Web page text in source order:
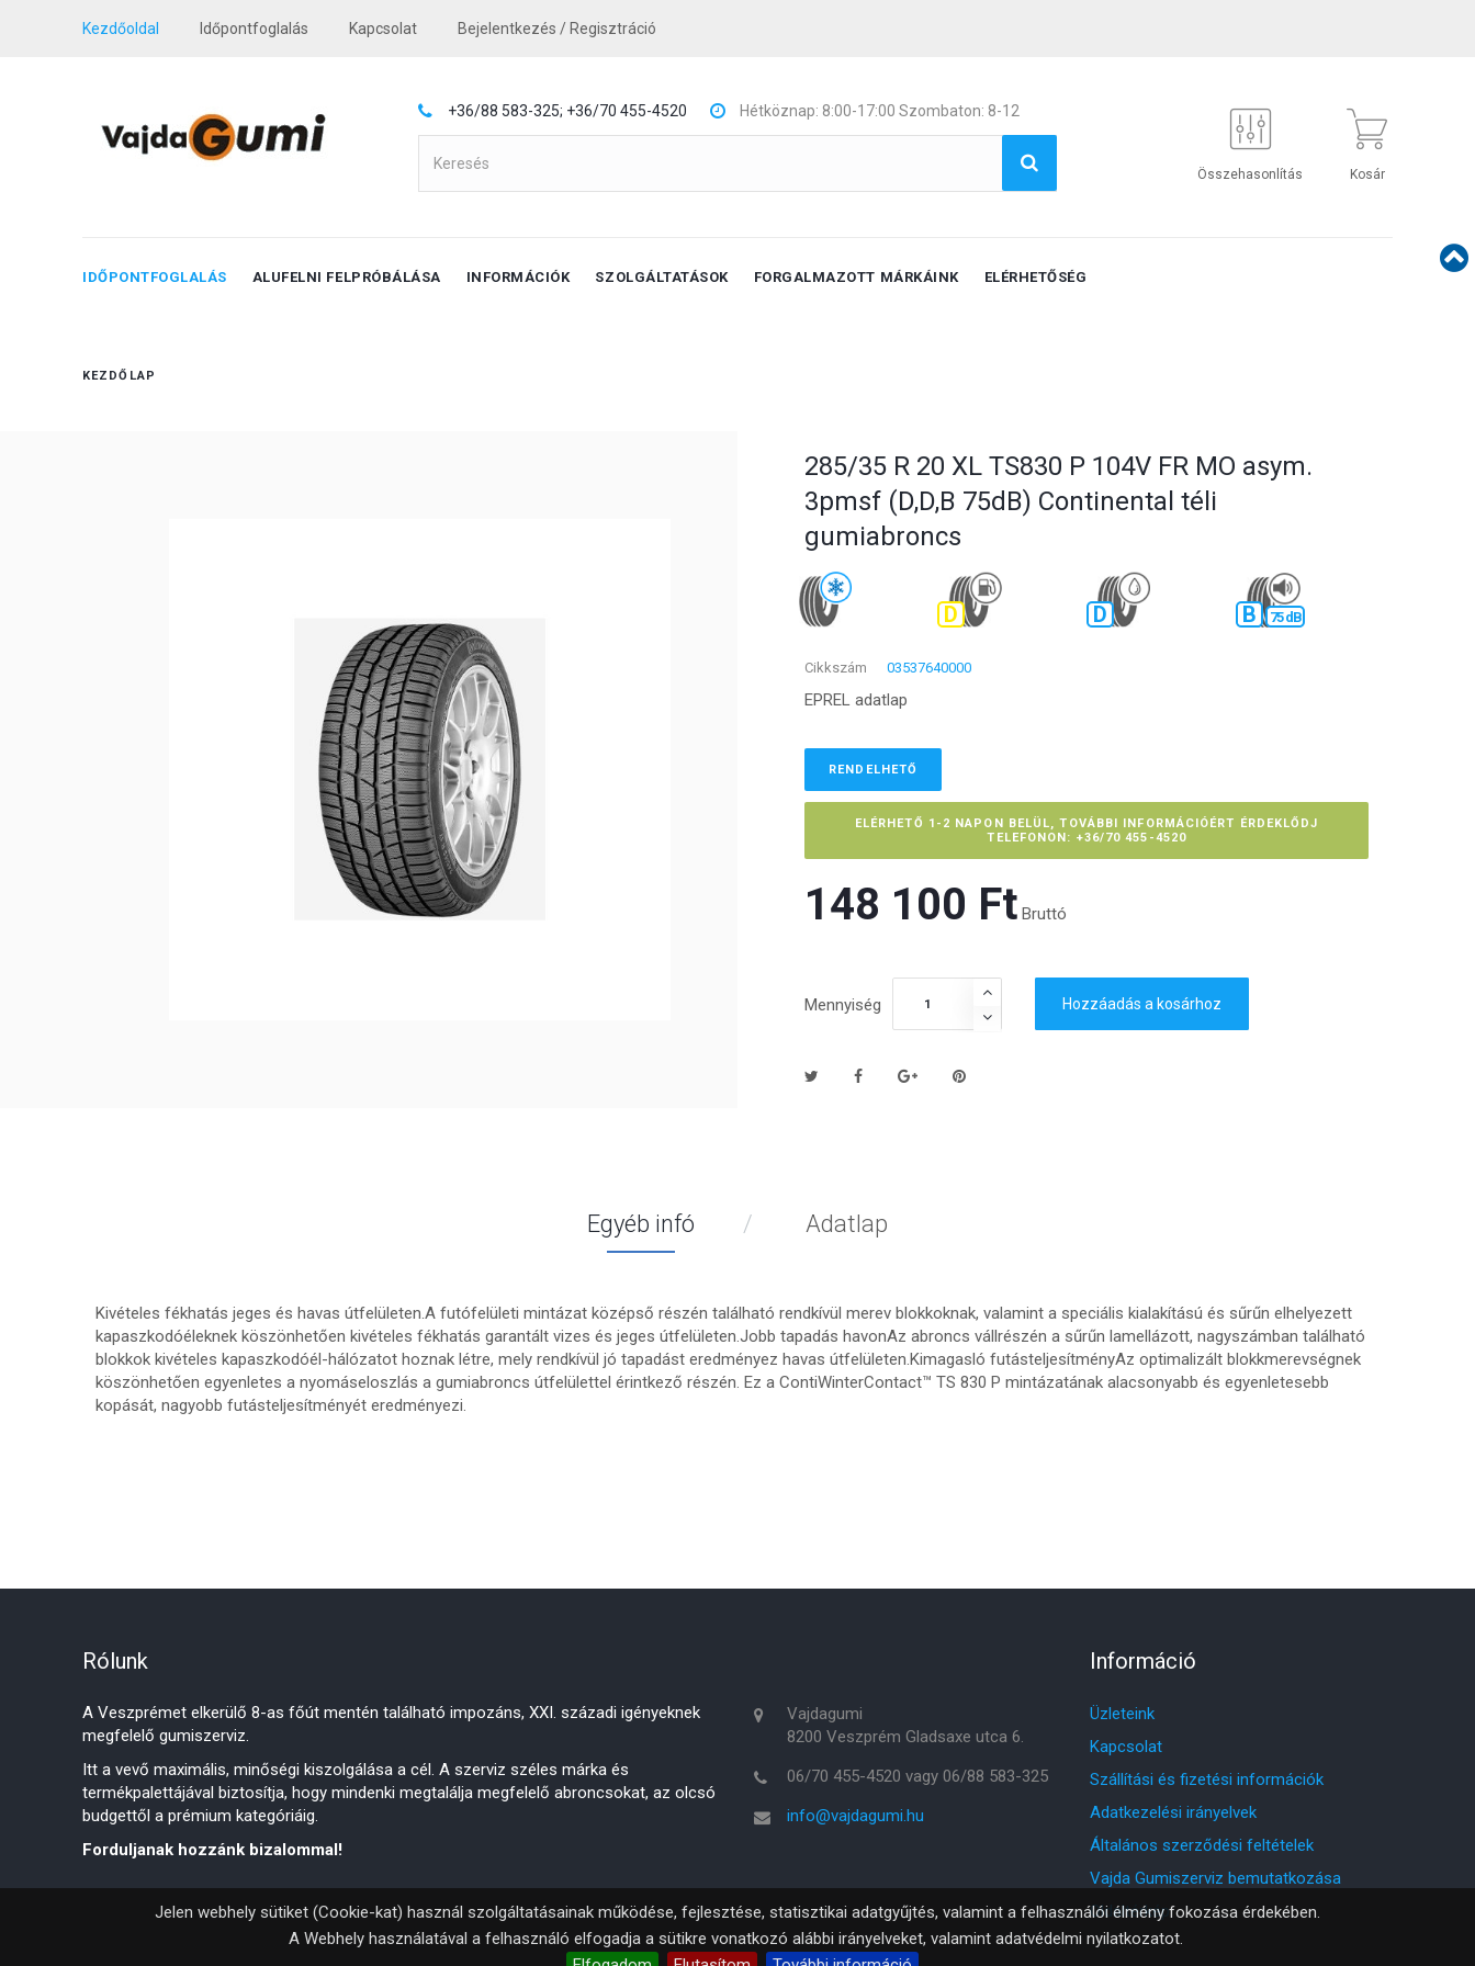
Kezdőoldal Időpontfoglalás Kapcsolat Bejelentkezés / Regisztráció
+36/88 583-325; +36/70 455-4520 Hétköznap: 8:00-17:00 Szombaton: 8-12
Összehasonlítás Kosár
IDŐPONTFOGLALÁS ALUFELNI FELPRÓBÁLÁSA INFORMÁCIÓK SZOLGÁLTATÁSOK FORGALMAZOTT MÁRKÁINK ELÉRHETŐSÉG
KEZDŐLAP
285/35 R 20 XL TS830 P 104V FR MO asym.
3pmsf (D,D,B 75dB) Continental téli
gumiabroncs
D D B 75 dB
Cikkszám 03537640000
EPREL adatlap
RENDELHETŐ
ELÉRHETŐ 1-2 NAPON BELÜL, TOVÁBBI INFORMÁCIÓÉRT ÉRDEKLŐDJ
TELEFONON: +36/70 455-4520
148 100 Ft‎ Bruttó
Mennyiség Hozzáadás a kosárhoz
Egyéb infó Adatlap
Kivételes fékhatás jeges és havas útfelületen.A futófelületi mintázat középső részén található rendkívül merev blokkoknak, valamint a speciális kialakítású és sűrűn elhelyezett
kapaszkodóéleknek köszönhetően kivételes fékhatás garantált vizes és jeges útfelületen.Jobb tapadás havonAz abroncs vállrészén a sűrűn lamellázott, nagyszámban található
blokkok kivételes kapaszkodóél-hálózatot hoznak létre, mely rendkívül jó tapadást eredményez havas útfelületen.Kimagasló futásteljesítményAz optimalizált blokkmerevségnek
köszönhetően egyenletes a nyomáseloszlás a gumiabroncs útfelülettel érintkező részén. Ez a ContiWinterContact™ TS 830 P mintázatának alacsonyabb és egyenletesebb
kopását, nagyobb futásteljesítményét eredményezi.
Rólunk
A Veszprémet elkerülő 8-as főút mentén található impozáns, XXI. századi igényeknek
megfelelő gumiszerviz.
Itt a vevő maximális, minőségi kiszolgálása a cél. A szerviz széles márka és
termékpalettájával biztosítja, hogy mindenki megtalálja megfelelő abroncsokat, az olcsó
budgettől a prémium kategóriáig.
Forduljanak hozzánk bizalommal!
Vajdagumi
8200 Veszprém Gladsaxe utca 6.
06/70 455-4520 vagy 06/88 583-325
info@vajdagumi.hu
Információ
Üzleteink
Kapcsolat
Szállítási és fizetési információk
Adatkezelési irányelvek
Általános szerződési feltételek
Vajda Gumiszerviz bemutatkozása
Oldaltérkép
Jelen webhely sütiket (Cookie-kat) használ szolgáltatásainak működése, fejlesztése, statisztikai adatgyűjtés, valamint a felhasználói élmény fokozása érdekében.
A Webhely használatával a felhasználó elfogadja a sütikre vonatkozó alábbi irányelveket, valamint adatvédelmi nyilatkozatot.